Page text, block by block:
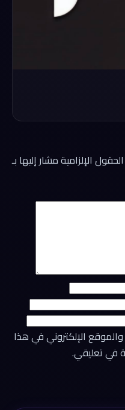
الحقول الإلزامية مشار إليها بـ
الإلكتروني في هذا
في تعليقي.